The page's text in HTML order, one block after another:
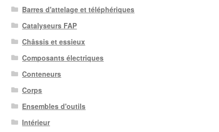
Barres d'attelage et téléphériques
Catalyseurs FAP
Châssis et essieux
Composants électriques
Conteneurs
Corps
Ensembles d'outils
Intérieur